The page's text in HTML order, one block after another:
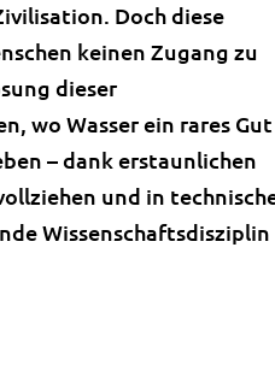
Doch diese
keinen Zugang zu
dieser
wo Wasser ein rares Gut
– dank erstaunlichen
und in
Wissenschaftsdisziplin